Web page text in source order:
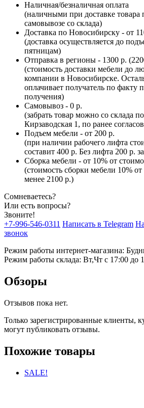
Наличная/безналичная оплата
(наличными при доставке
самовывозе со склада)
Доставка по Новосибирску - от
(доставка осуществляется до
пятницам)
Отправка в регионы - 1300 р.
(стоимость доставки мебели до
компании в Новосибирске.
оплачивает получатель по факту
получения)
Самовывоз - 0 р.
(забрать товар можно со склада
Кирзаводская 1, по ранее
Подъем мебели - от 200 р.
(при наличии рабочего лифта
составит 400 р. Без лифта 200 р.
Сборка мебели - от 10% от
(стоимость сборки мебели 10%
менее 2100 р.)
Сомневаетесь?
Или есть вопросы?
Звоните!
+7-996-546-0311 Написать в Telegram
звонок
Режим работы интернет-магазина:
Режим работы склада: Вт,Чт с 17:00 до
Обзоры
Отзывов пока нет.
Только зарегистрированные клиенты,
могут публиковать отзывы.
Похожие товары
SALE!